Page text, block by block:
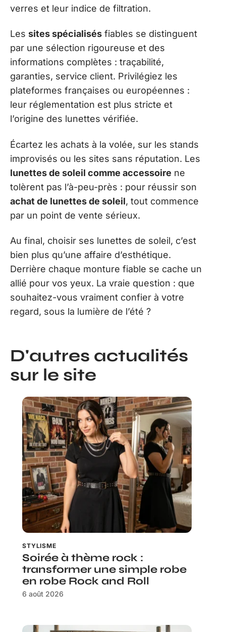
verres et leur indice de filtration.
Les sites spécialisés fiables se distinguent
par une sélection rigoureuse et des
informations complètes : traçabilité,
garanties, service client. Privilégiez les
plateformes françaises ou européennes :
leur réglementation est plus stricte et
l’origine des lunettes vérifiée.
Écartez les achats à la volée, sur les stands
improvisés ou les sites sans réputation. Les
lunettes de soleil comme accessoire ne
tolèrent pas l’à-peu-près : pour réussir son
achat de lunettes de soleil, tout commence
par un point de vente sérieux.
Au final, choisir ses lunettes de soleil, c’est
bien plus qu’une affaire d’esthétique.
Derrière chaque monture fiable se cache un
allié pour vos yeux. La vraie question : que
souhaitez-vous vraiment confier à votre
regard, sous la lumière de l’été ?
D'autres actualités
sur le site
STYLISME
Soirée à thème rock :
transformer une simple robe
en robe Rock and Roll
6 août 2026